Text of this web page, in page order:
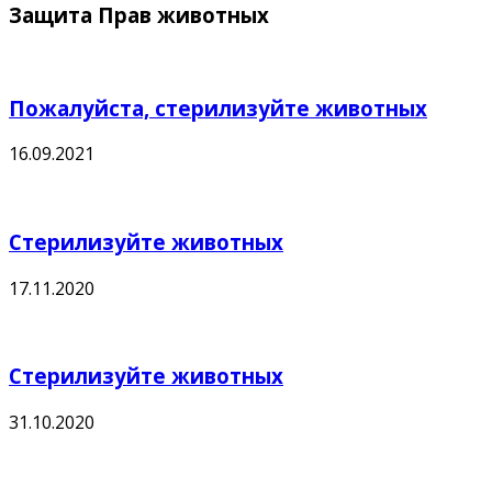
Защита Прав животных
Пожалуйста, стерилизуйте животных
16.09.2021
Стерилизуйте животных
17.11.2020
Стерилизуйте животных
31.10.2020